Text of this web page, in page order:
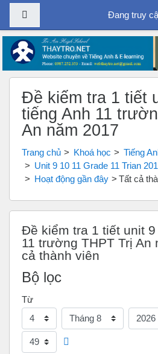
Chuyển tới nội dung chính
Bảng điều khiển cạnhĐang truy
Đề kiểm tra 1 tiết
tiếng Anh 11
An năm 2017
Trang chủ Khoá học
Tiếng
Unit 9 10 11 Grade 11 Trian
Hoạt động gần đây
Tất cả
Đề kiểm tra 1 tiết unit 9
11 trường THPT Trị An
cả thành viên
Bộ lọc
Từ
Ngày
Tháng Năm
Phút